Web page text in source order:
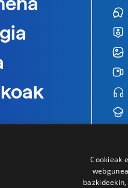
Cookieak